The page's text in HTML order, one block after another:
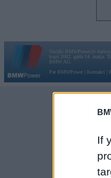
If
Vortāls BMWPower.lv
kopš 2002. gada 14. maija.
BMW AG.
Par BMWPower
Kontakti